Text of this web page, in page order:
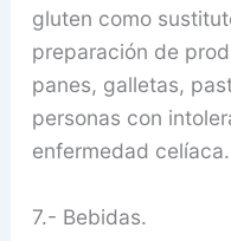
gluten como
preparación de
panes, galletas,
personas con
enfermedad celíaca.
7.- Bebidas.